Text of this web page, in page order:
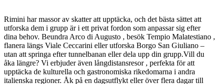
Rimini har massor av skatter att upptäcka, och det bästa sättet att
utforska dem i grupp är i ett privat fordon som anpassar sig efter
dina behov. Beundra Arco di Augusto , besök Tempio Malatestiano ,
flanera längs Viale Ceccarini eller utforska Borgo San Giuliano –
utan att springa efter tunnelbanan eller dela upp din grupp.Vill du
åka längre? Vi erbjuder även långdistansresor , perfekta för att
upptäcka de kulturella och gastronomiska rikedomarna i andra
italienska regioner. Åk på en dagsutflykt eller över flera dagar till